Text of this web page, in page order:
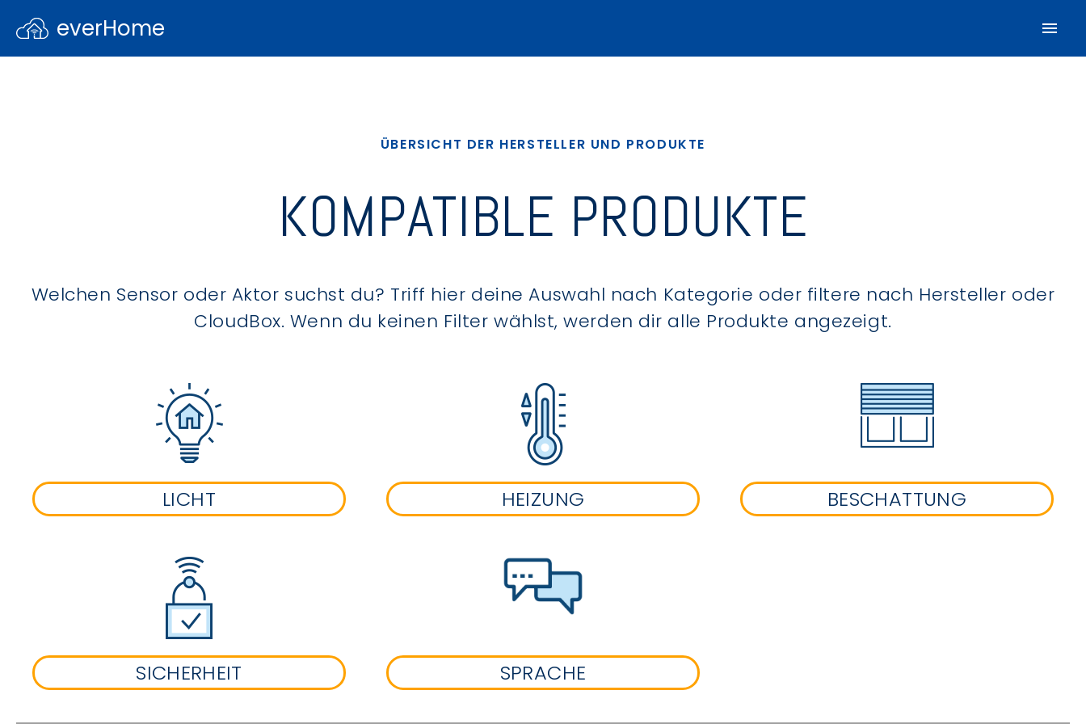
everHome
ÜBERSICHT DER HERSTELLER UND PRODUKTE
KOMPATIBLE PRODUKTE
Welchen Sensor oder Aktor suchst du? Triff hier deine Auswahl nach Kategorie oder filtere nach Hersteller oder
CloudBox. Wenn du keinen Filter wählst, werden dir alle Produkte angezeigt.
LICHT HEIZUNG BESCHATTUNG
SICHERHEIT SPRACHE